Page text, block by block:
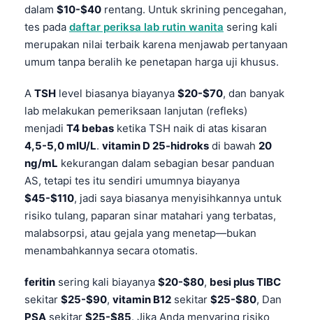
dalam $10-$40 rentang. Untuk skrining pencegahan,
tes pada daftar periksa lab rutin wanita sering kali
merupakan nilai terbaik karena menjawab pertanyaan
umum tanpa beralih ke penetapan harga uji khusus.
A TSH level biasanya biayanya $20-$70, dan banyak
lab melakukan pemeriksaan lanjutan (refleks)
menjadi T4 bebas ketika TSH naik di atas kisaran
4,5-5,0 mIU/L. vitamin D 25-hidroks di bawah 20
ng/mL kekurangan dalam sebagian besar panduan
AS, tetapi tes itu sendiri umumnya biayanya
$45-$110, jadi saya biasanya menyisihkannya untuk
risiko tulang, paparan sinar matahari yang terbatas,
malabsorpsi, atau gejala yang menetap—bukan
menambahkannya secara otomatis.
feritin sering kali biayanya $20-$80, besi plus TIBC
sekitar $25-$90, vitamin B12 sekitar $25-$80, Dan
PSA sekitar $25-$85. Jika Anda menyaring risiko